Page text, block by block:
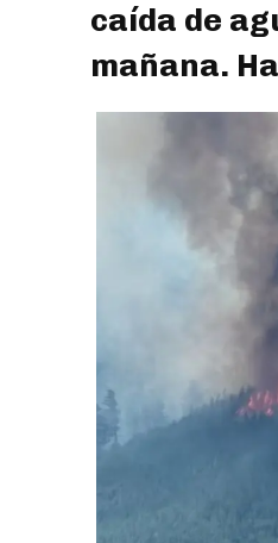
caída de
mañana.